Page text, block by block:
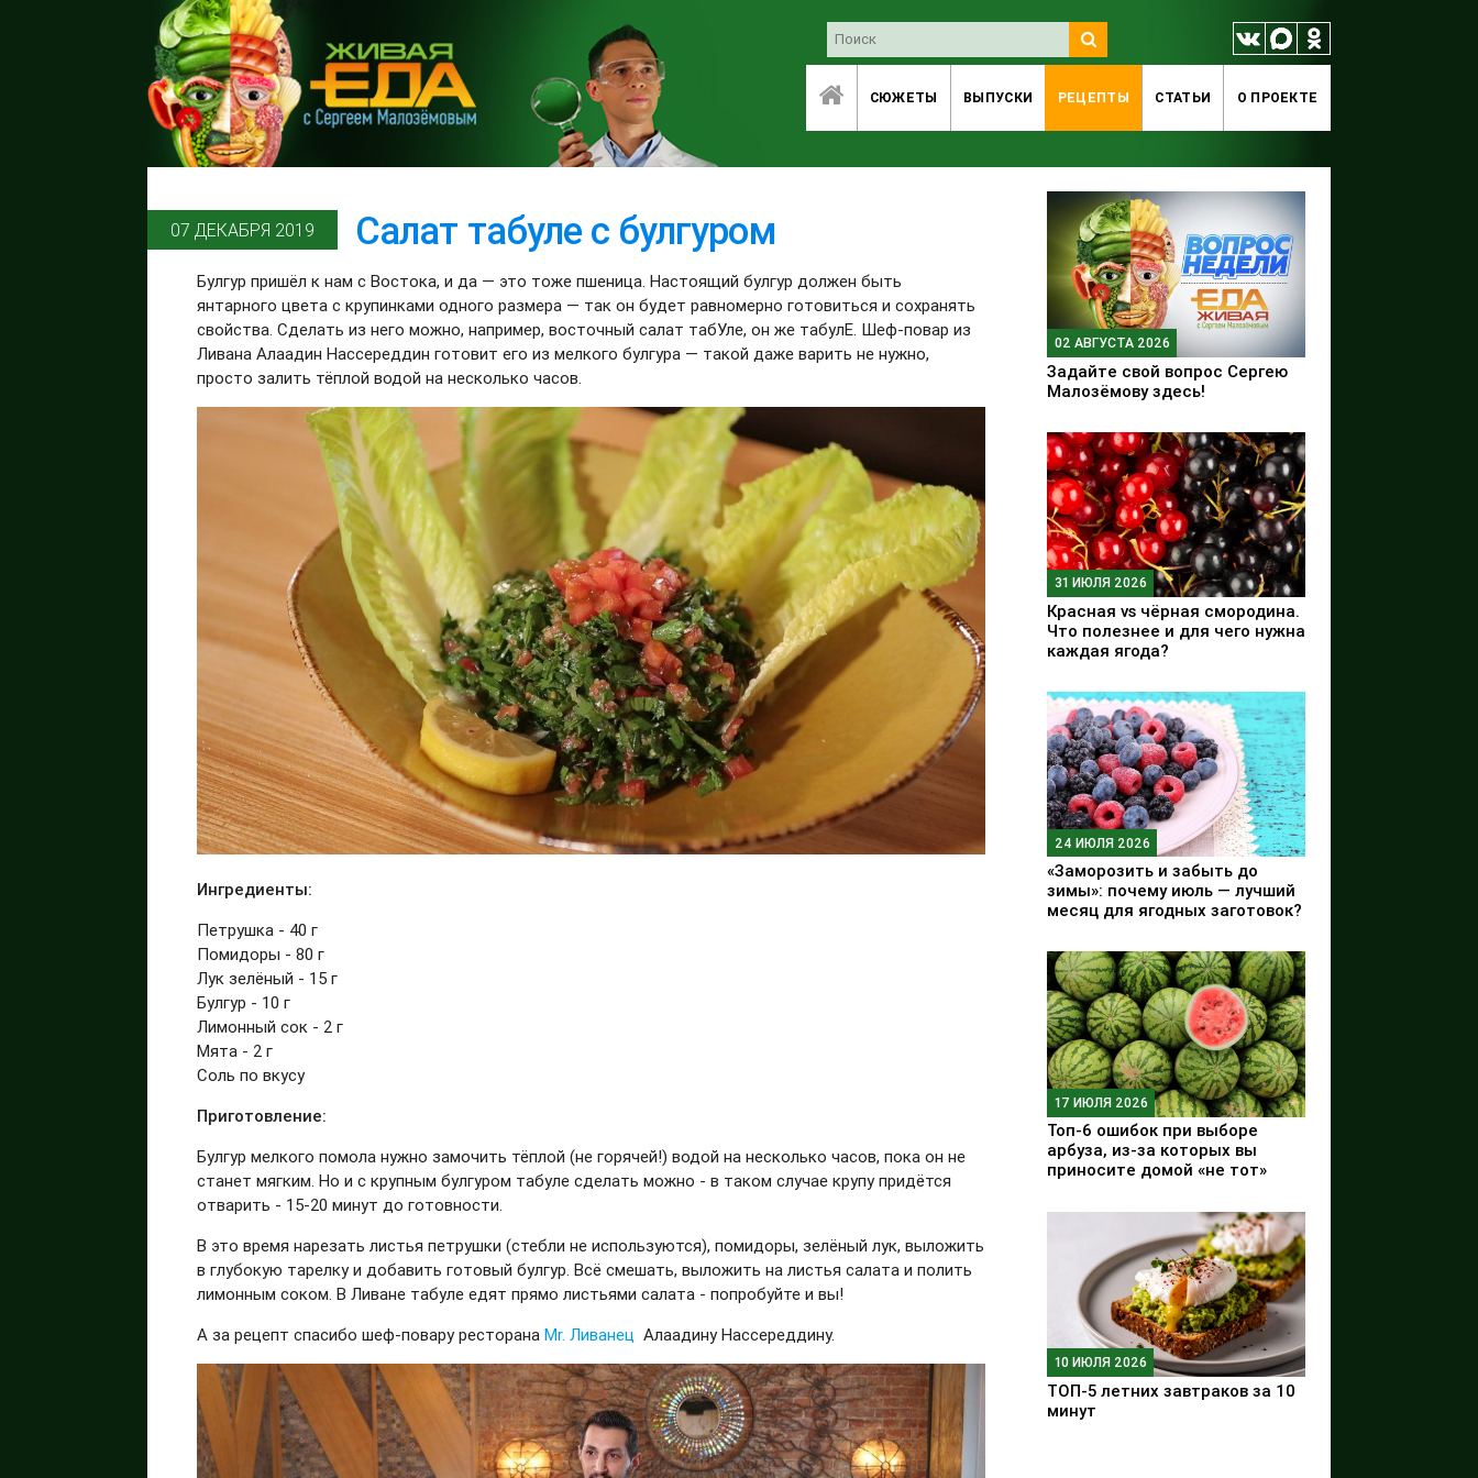
СЮЖЕТЫ ВЫПУСКИ РЕЦЕПТЫ СТАТЬИ O ПРОЕКТЕ
07 ДЕКАБРЯ 2019 Салат табуле с булгуром
Булгур пришёл к нам с Востока, и да — это тоже пшеница. Настоящий булгур должен быть
янтарного цвета с крупинками одного размера — так он будет равномерно готовиться и сохранять
свойства. Сделать из него можно, например, восточный салат табУле, он же табулЕ. Шеф-повар из
Ливана Алаадин Нассереддин готовит его из мелкого булгура — такой даже варить не нужно,
просто залить тёплой водой на несколько часов.
Ингредиенты:
Петрушка - 40 г
Помидоры - 80 г
Лук зелёный - 15 г
Булгур - 10 г
Лимонный сок - 2 г
Мята - 2 г
Соль по вкусу
Приготовление:
Булгур мелкого помола нужно замочить тёплой (не горячей!) водой на несколько часов, пока он не
станет мягким. Но и с крупным булгуром табуле сделать можно - в таком случае крупу придётся
отварить - 15-20 минут до готовности.
В это время нарезать листья петрушки (стебли не используются), помидоры, зелёный лук, выложить
в глубокую тарелку и добавить готовый булгур. Всё смешать, выложить на листья салата и полить
лимонным соком. В Ливане табуле едят прямо листьями салата - попробуйте и вы!
А за рецепт спасибо шеф-повару ресторанаMr. Ливанец Алаадину Нассереддину.
02 АВГУСТА 2026
Задайте свой вопрос Сергею
Малозёмову здесь!
31 ИЮЛЯ 2026
Красная vs чёрная смородина.
Что полезнее и для чего нужна
каждая ягода?
24 ИЮЛЯ 2026
«Заморозить и забыть до
зимы»: почему июль — лучший
месяц для ягодных заготовок?
17 ИЮЛЯ 2026
Топ-6 ошибок при выборе
арбуза, из-за которых вы
приносите домой «не тот»
10 ИЮЛЯ 2026
ТОП-5 летних завтраков за 10
минут